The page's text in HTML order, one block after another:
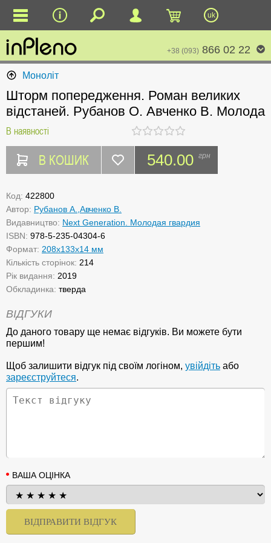
uk
+38 (093) 866 02 22
Моноліт
Шторм попередження. Роман великих
відстаней. Рубанов О. Авченко В. Молода
В наявності
В КОШИК 540.00 грн
Код: 422800
Автор: Рубанов А.,Авченко В.
Видавництво: Next Generation. Молодая гвардия
ISBN: 978-5-235-04304-6
Формат: 208x133x14 мм
Кількість сторінок: 214
Рік видання: 2019
Обкладинка: тверда
ВІДГУКИ
До даного товару ще немає відгуків. Ви можете бути
першим!
Щоб залишити відгук під своїм логіном, увійдіть або
зареєструйтеся.
ВАША ОЦІНКА